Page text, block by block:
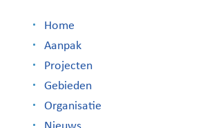
Home
Aanpak
Projecten
Gebieden
Organisatie